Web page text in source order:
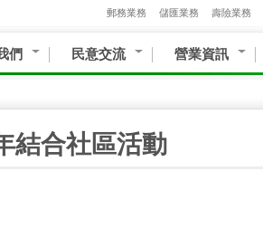
郵務業務 儲匯業務 壽險業務
們 民意交流 營業資訊
結合社區活動